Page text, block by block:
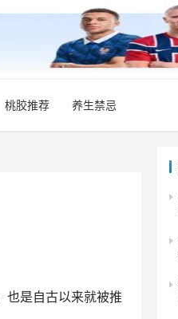
桃胶推荐 养生禁忌
也是自古以来就被推